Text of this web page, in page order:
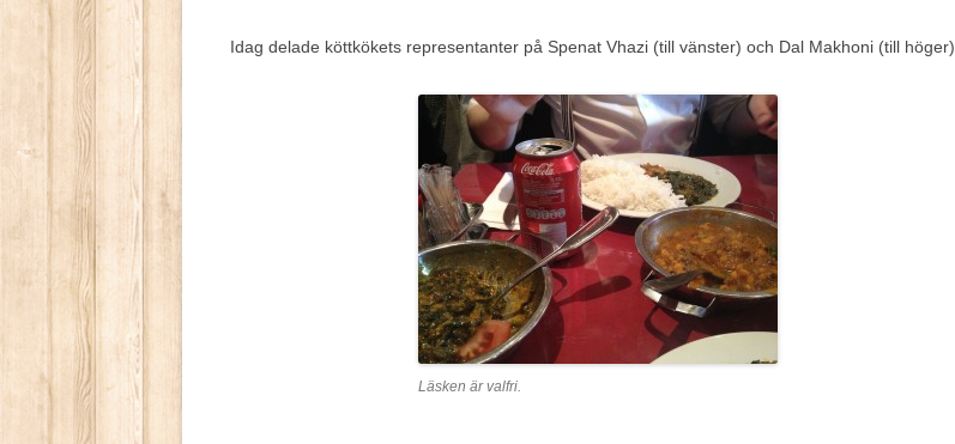
Idag delade köttkökets representanter på Spenat Vhazi (till vänster) och Dal Makhoni (till höger).
Läsken är valfri.